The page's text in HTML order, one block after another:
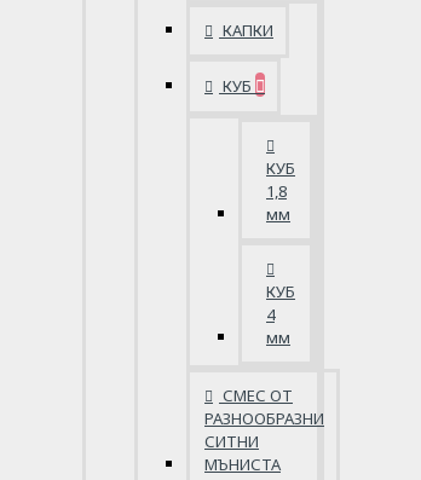
КАПКИ
КУБ
КУБ
1,8
мм
КУБ
4
мм
СМЕС ОТ
РАЗНООБРАЗНИ
СИТНИ
МЪНИСТА